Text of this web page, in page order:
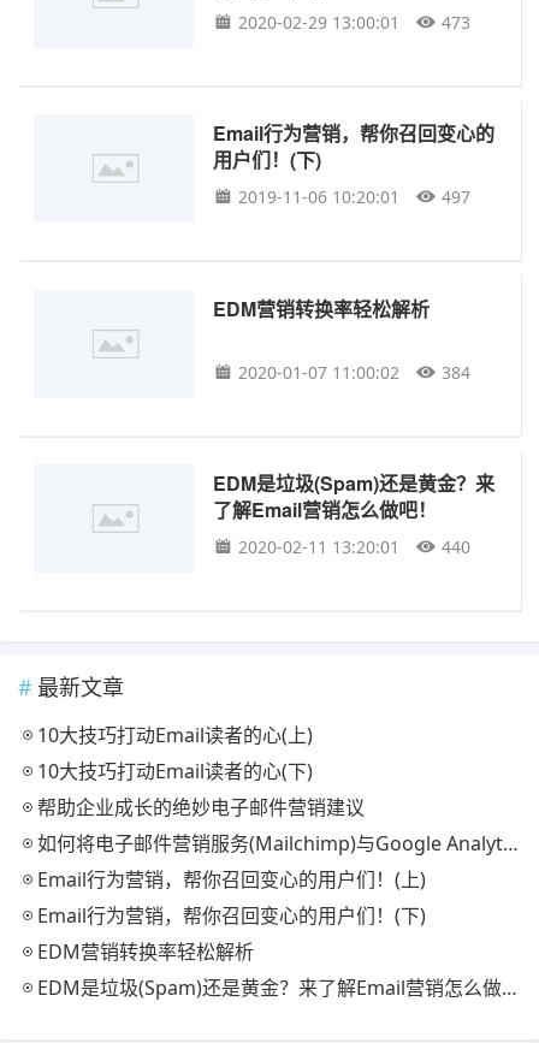
2020-02-29 13:00:01 473
Email行为营销，帮你召回变心的
用户们！(下)
2019-11-06 10:20:01 497
EDM营销转换率轻松解析
2020-01-07 11:00:02 384
EDM是垃圾(Spam)还是黄金？来
了解Email营销怎么做吧！
2020-02-11 13:20:01 440
最新文章
10大技巧打动Email读者的心(上)
10大技巧打动Email读者的心(下)
帮助企业成长的绝妙电子邮件营销建议
如何将电子邮件营销服务(Mailchimp)与Google Analytics结合
Email行为营销，帮你召回变心的用户们！(上)
Email行为营销，帮你召回变心的用户们！(下)
EDM营销转换率轻松解析
EDM是垃圾(Spam)还是黄金？来了解Email营销怎么做吧！